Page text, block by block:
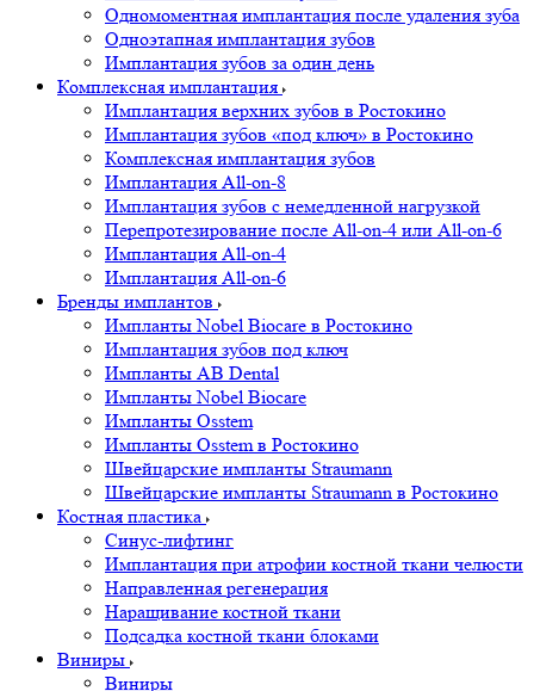
Одномоментная имплантация после удаления зуба
Одноэтапная имплантация зубов
Имплантация зубов за один день
Комплексная имплантация
Имплантация верхних зубов в Ростокино
Имплантация зубов «под ключ» в Ростокино
Комплексная имплантация зубов
Имплантация All-on-8
Имплантация зубов с немедленной нагрузкой
Перепротезирование после All-on-4 или All-on-6
Имплантация All-on-4
Имплантация All-on-6
Бренды имплантов
Импланты Nobel Biocare в Ростокино
Имплантация зубов под ключ
Импланты AB Dental
Импланты Nobel Biocare
Импланты Osstem
Импланты Osstem в Ростокино
Швейцарские импланты Straumann
Швейцарские импланты Straumann в Ростокино
Костная пластика
Cинус-лифтинг
Имплантация при атрофии костной ткани челюсти
Направленная регенерация
Наращивание костной ткани
Подсадка костной ткани блоками
Виниры
Виниры